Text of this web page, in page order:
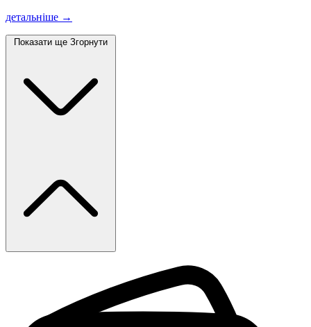
детальніше →
Показати ще Згорнути